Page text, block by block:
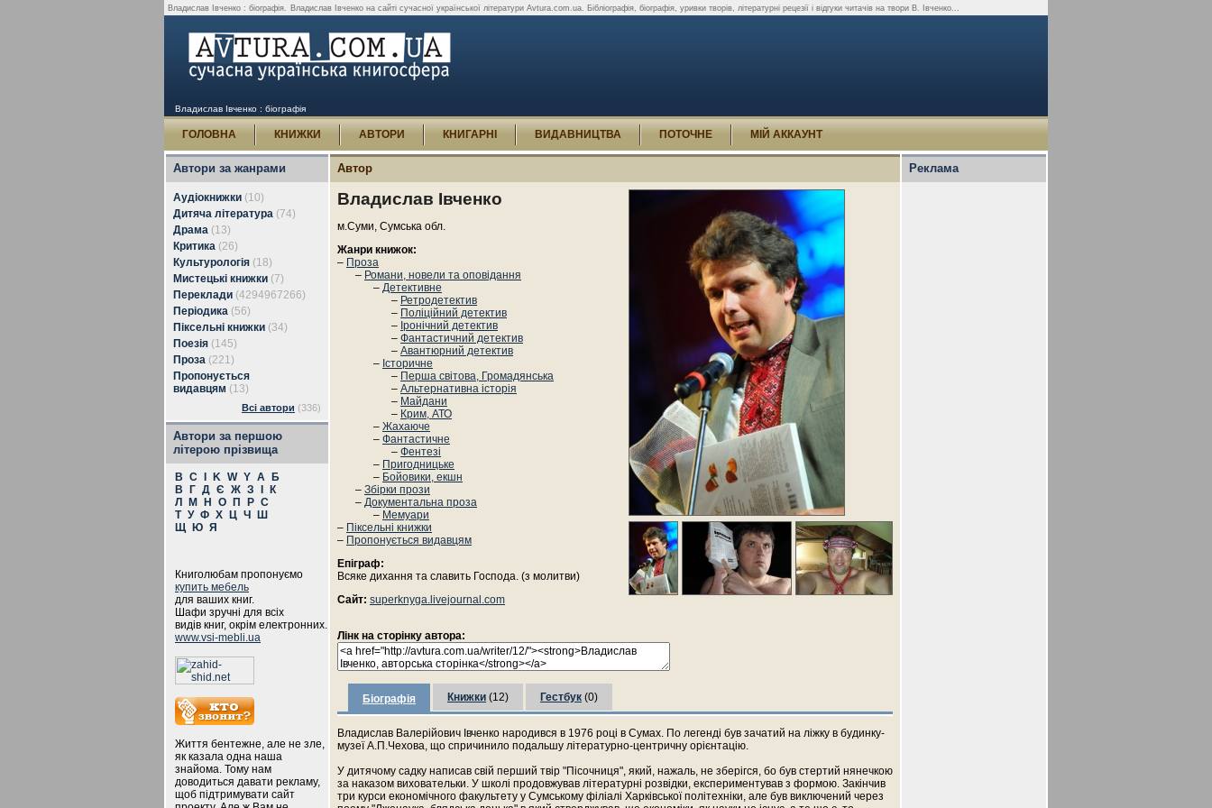
Владислав Івченко : біографія. Владислав Івченко на сайті сучасної української літератури Avtura.com.ua. Бібліографія, біографія, уривки творів, літературні рецезії і відгуки читачів на твори В. Івченко...
Владислав Івченко : біографія
ГОЛОВНА КНИЖКИ АВТОРИ КНИГАРНІ ВИДАВНИЦТВА ПОТОЧНЕ МІЙ АККАУНТ
Автори за жанрами
Аудіокнижки (10)
Дитяча література (74)
Драма (13)
Критика (26)
Культурологія (18)
Мистецькі книжки (7)
Переклади (4294967266)
Періодика (56)
Піксельні книжки (34)
Поезія (145)
Проза (221)
Пропонується
видавцям (13)
Всі автори (336)
Автори за першою
літерою прізвища
B C K W Y А
Б
В
Г Д Є Ж З
К
Л
М Н О П Р С
Т У Ф Х Ц Ч
Ш
Щ
Ю Я
Книголюбам пропонуємо
купить мебель
для ваших книг.
Шафи зручні для всіх
видів книг, окрім електронних.
www.vsi-mebli.ua
Життя бентежне, але не зле,
як казала одна наша
знайома. Тому нам
доводиться давати рекламу,
щоб підтримувати сайт
Автор
Владислав Івченко
м.Суми, Сумська обл.
Жанри книжок:
– Проза
– Романи, новели та оповідання
– Детективне
– Ретродетектив
– Поліційний детектив
– Іронічний детектив
– Фантастичний детектив
– Авантюрний детектив
– Історичне
– Перша світова, Громадянська
– Альтернативна історія
– Майдани
– Крим, АТО
– Жахаюче
– Фантастичне
– Фентезі
– Пригодницьке
– Бойовики, екшн
– Збірки прози
– Документальна проза
– Мемуари
– Піксельні книжки
– Пропонується видавцям
Епіграф:
Всяке дихання та славить Господа. (з молитви)
Сайт: superknyga.livejournal.com
Лінк на сторінку автора:
Біографія Книжки (12) Гестбук (0)
Владислав Валерійович Івченко народився в 1976 році в Сумах. По легенді був зачатий на ліжку в будинку-
музеї А.П.Чехова, що спричинило подальшу літературно-центричну орієнтацію.
У дитячому садку написав свій перший твір "Пісочниця", який, нажаль, не зберігся, бо був стертий нянечкою
за наказом виховательки. У школі продовжував літературні розвідки, експериментував з формою. Закінчив
три курси економічного факультету у Сумському філіалі Харківської політехніки, але був виключений через
Реклама